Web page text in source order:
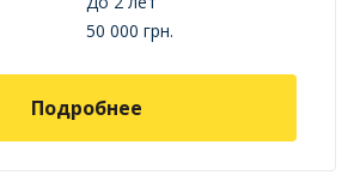
50 000 грн.
Подробнее